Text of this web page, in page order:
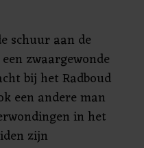
schuur aan de
zwaargewonde
bij het Radboud
een andere man
in het
zijn